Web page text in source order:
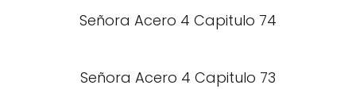
Señora Acero 4 Capitulo 74
Señora Acero 4 Capitulo 73